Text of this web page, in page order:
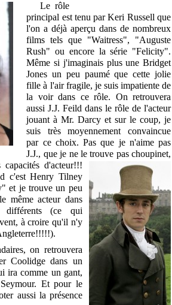
Le rôle
principal est tenu par Keri Russell que
l'on a déjà aperçu dans de nombreux
films tels que "Waitress", "Auguste
Rush" ou encore la série "Felicity".
Même si j'imaginais plus une Bridget
Jones un peu paumé que cette jolie
fille à l'air fragile, je suis impatiente de
la voir dans ce rôle. On retrouvera
aussi J.J. Feild dans le rôle de l'acteur
jouant à Mr. Darcy et sur le coup, je
suis très moyennement convaincue
par ce choix. Pas que je n'aime pas
J.J., que je ne le trouve pas choupinet,
d'acteur!!!
c'est Henry Tilney
et je trouve un peu
même acteur dans
différents (ce qui
à croire qu'il n'y
on retrouvera
Coolidge dans un
ira comme un gant,
Et pour le
aussi la présence